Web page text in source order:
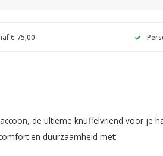
€ 75,00
de ultieme knuffelvriend voor je
en duurzaamheid met: